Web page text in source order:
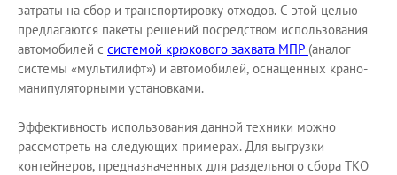
затраты на сбор и транспортировку отходов. С этой целью
предлагаются пакеты решений посредством использования
автомобилей с системой крюкового захвата МПР (аналог
системы «мультилифт») и автомобилей, оснащенных крано-
манипуляторными установками.
Эффективность использования данной техники можно
рассмотреть на следующих примерах. Для выгрузки
контейнеров, предназначенных для раздельного сбора ТКО